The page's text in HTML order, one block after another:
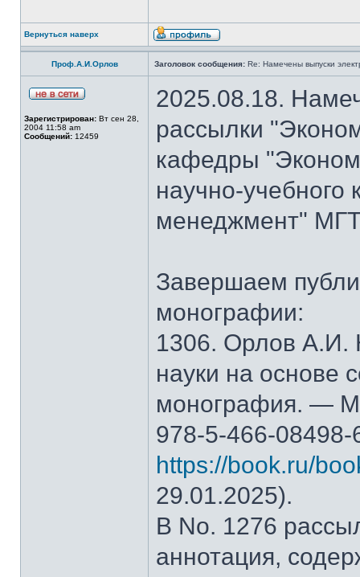
Вернуться наверх
Проф.А.И.Орлов Заголовок сообщения: Re: Намечены выпуски
Зарегистрирован: Вт сен 28,
2004 11:58 am
Сообщений: 12459
2025.08.18.
рассылки
кафедры
научно-
менеджмент"
Завершаем
монографии:
1306. Орлов А.И.
науки на основе
монография. —
978-5-466-
https://book.ru/
29.01.2025).
В No. 1276
аннотация,